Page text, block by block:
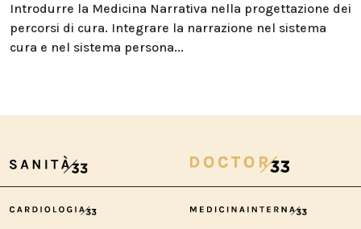
Introdurre la Medicina Narrativa nella progettazione dei
percorsi di cura. Integrare la narrazione nel sistema
cura e nel sistema persona...